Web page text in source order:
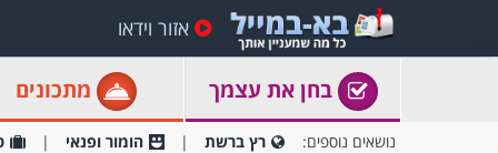
אזור וידאו
בחן את עצמך מתכונים
נושאים נוספים: רץ ברשת הומור ופנאי